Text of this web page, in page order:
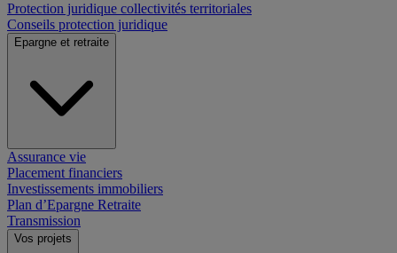
Protection juridique collectivités territoriales
Conseils protection juridique
Epargne et retraite
Assurance vie
Placement financiers
Investissements immobiliers
Plan d’Epargne Retraite
Transmission
Vos projets